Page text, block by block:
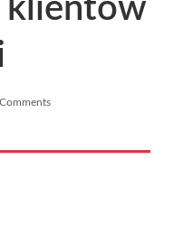
klientów